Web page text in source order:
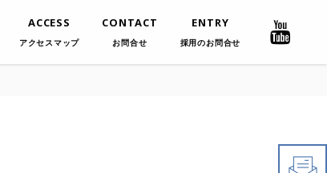
ACCESS
アクセスマップ
CONTACT
お問合せ
ENTRY
採用のお問合せ